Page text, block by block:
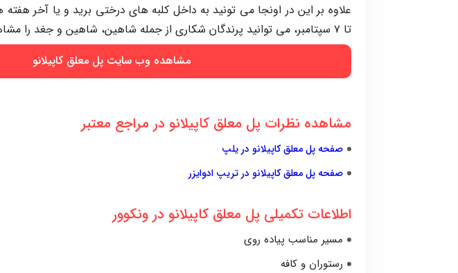
تا ۷ سپتامبر، می توانید پرندگان شکاری از جمله شاهین، شاهین و جغد را مشاهده کنید.
مشاهده وب سایت پل معلق کاپیلانو
مشاهده نظرات پل معلق کاپیلانو در مراجع معتبر
صفحه پل معلق کاپیلانو در یلپ
صفحه پل معلق کاپیلانو در تریپ ادوایزر
اطلاعات تکمیلی پل معلق کاپیلانو در ونکوور
مسیر مناسب پیاده روی
رستوران و کافه